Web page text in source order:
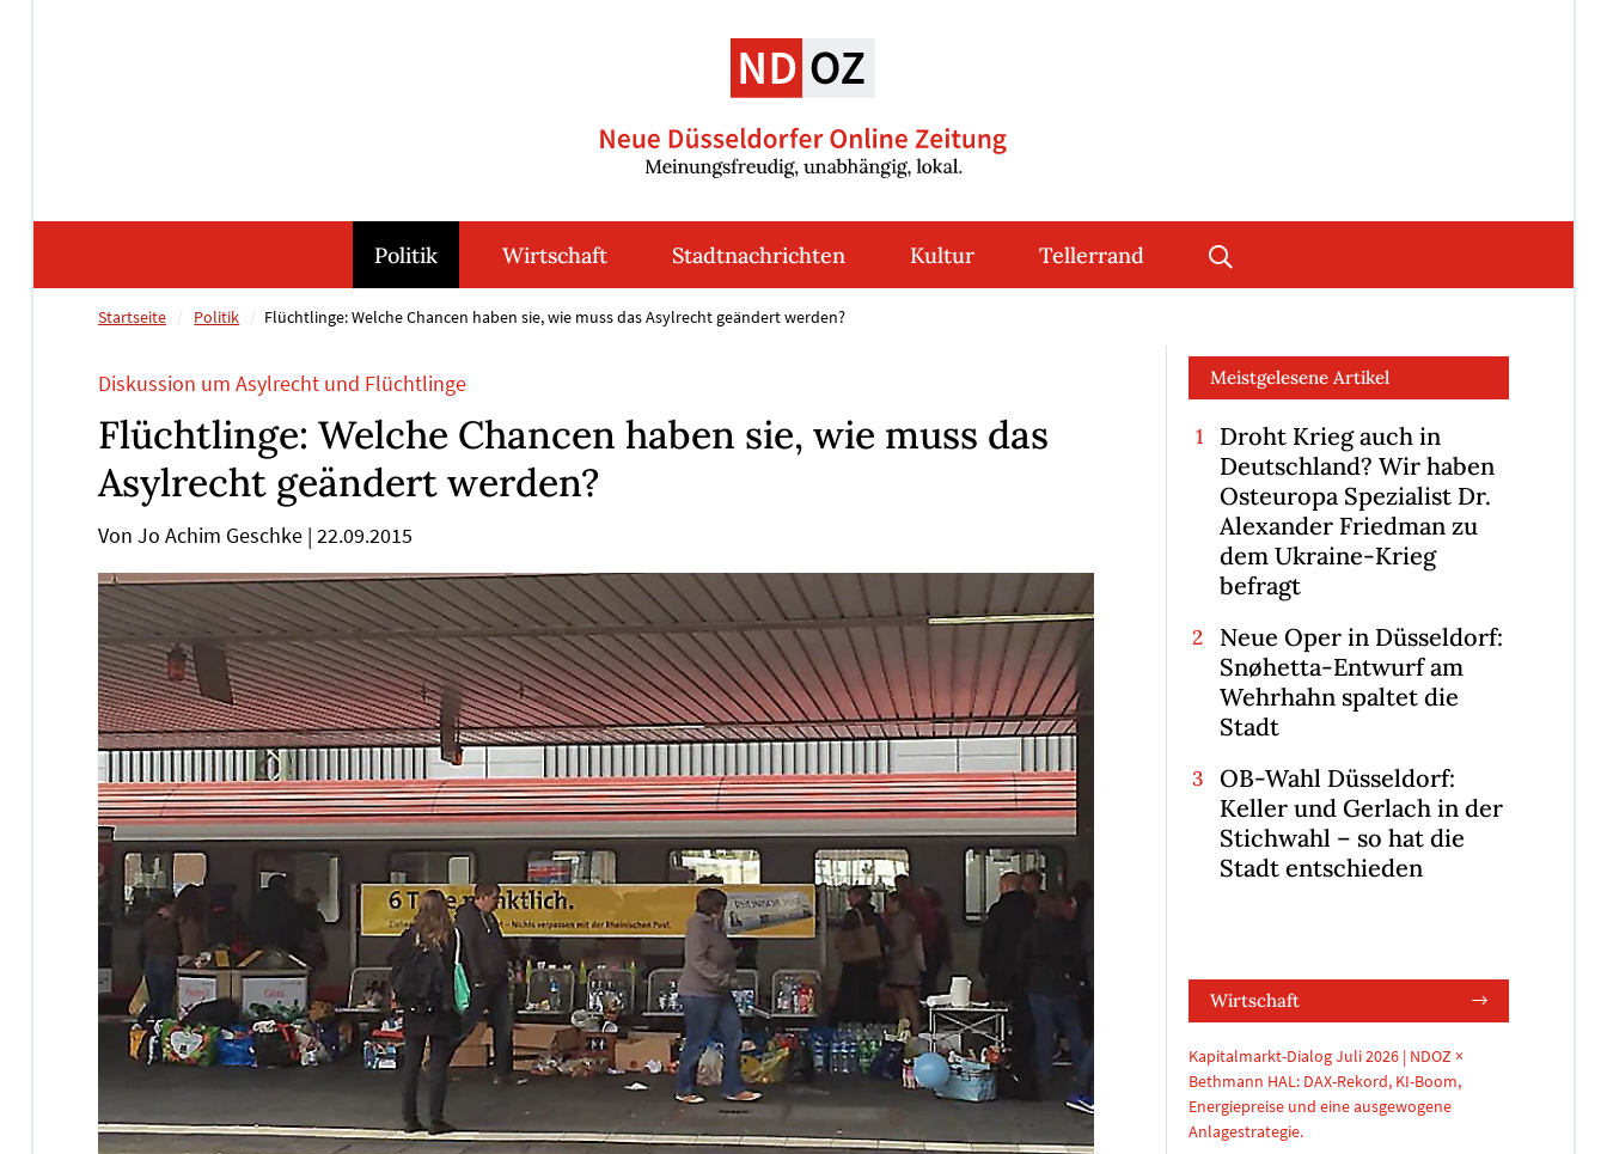
Politik Wirtschaft Stadtnachrichten Kultur Tellerrand
Startseite Politik Flüchtlinge: Welche Chancen haben sie, wie muss das Asylrecht geändert werden?
Diskussion um Asylrecht und Flüchtlinge
Flüchtlinge: Welche Chancen haben sie, wie muss das
Asylrecht geändert werden?
Von Jo Achim Geschke | 22.09.2015
Meistgelesene Artikel
Droht Krieg auch in
Deutschland? Wir haben
Osteuropa Spezialist Dr.
Alexander Friedman zu
dem Ukraine-Krieg
befragt
Neue Oper in Düsseldorf:
Snøhetta-Entwurf am
Wehrhahn spaltet die
Stadt
OB-Wahl Düsseldorf:
Keller und Gerlach in der
Stichwahl – so hat die
Stadt entschieden
Wirtschaft
Kapitalmarkt-Dialog Juli 2026 | NDOZ ×
Bethmann HAL: DAX-Rekord, KI-Boom,
Energiepreise und eine ausgewogene
Anlagestrategie.